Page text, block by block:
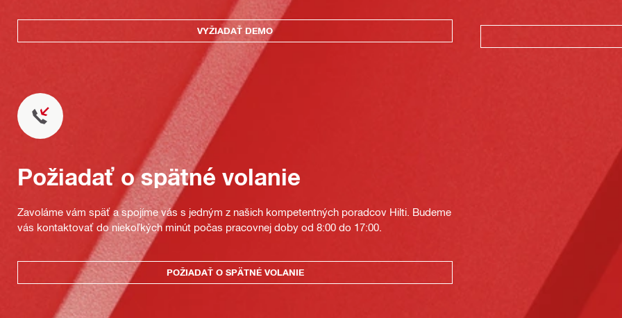
VYŽIADAŤ DEMO
Požiadať o spätné volanie
Zavoláme vám späť a spojíme vás s jedným z našich kompetentných poradcov Hilti. Budeme
vás kontaktovať do niekoľkých minút počas pracovnej doby od 8:00 do 17:00.
POŽIADAŤ O SPÄTNÉ VOLANIE